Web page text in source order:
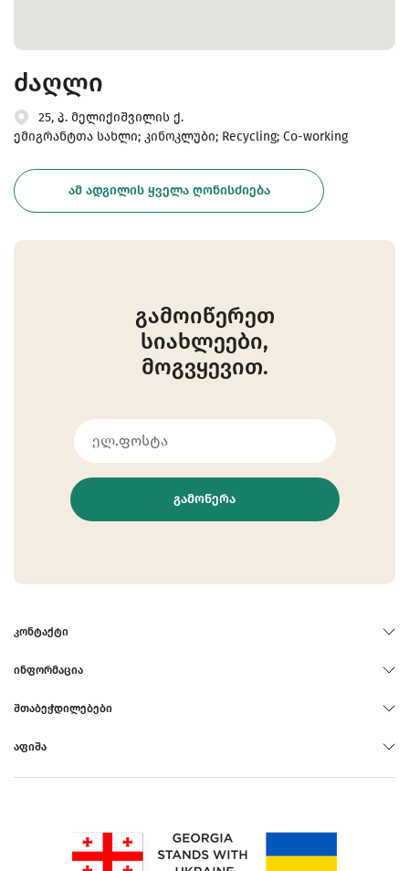
ძაღლი
25, პ. მელიქიშვილის ქ.
ემიგრანტთა სახლი; კინოკლუბი; Recycling; Co-working
ᲐᲛ ᲐᲓᲒᲘᲚᲘᲡ ᲧᲕᲔᲚᲐ ᲦᲝᲜᲘᲡᲫᲘᲔᲑᲐ
გამოიწერეთ
სიახლეები,
მოგვყევით.
ᲒᲐᲛᲝᲬᲔᲠᲐ
ᲙᲝᲜᲢᲐᲥᲢᲘ
ᲘᲜᲤᲝᲠᲛᲐᲪᲘᲐ
ᲨᲗᲐᲑᲔᲭᲓᲘᲚᲔᲑᲔᲑᲘ
ᲐᲤᲘᲨᲐ